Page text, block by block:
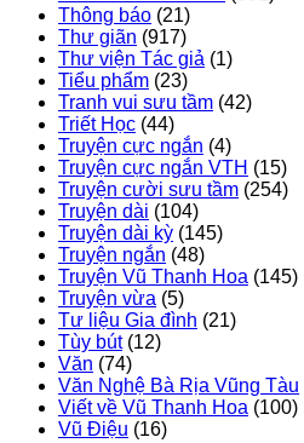
Thông báo (21)
Thư giãn (917)
Thư viện Tác giả (1)
Tiểu phẩm (23)
Tranh vui sưu tầm (42)
Triết Học (44)
Truyện cực ngắn (4)
Truyện cực ngắn VTH (15)
Truyện cười sưu tầm (254)
Truyện dài (104)
Truyện dài kỳ (145)
Truyện ngắn (48)
Truyện Vũ Thanh Hoa (145)
Truyện vừa (5)
Tư liệu Gia đình (21)
Tùy bút(12)
Văn (74)
Văn Nghệ Bà Rịa Vũng Tàu
Viết về Vũ Thanh Hoa (100)
Vũ Điệu (16)